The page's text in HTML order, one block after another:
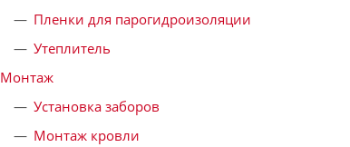
Пленки для парогидроизоляции
Утеплитель
Монтаж
Установка заборов
Монтаж кровли